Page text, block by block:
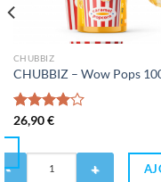
CHUBBIZ
CHUBBIZ – Wow Pops
Note
4.00
26,90€